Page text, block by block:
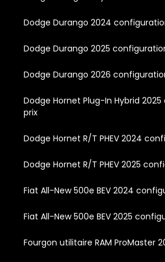
Dodge Durango 2024
Dodge Durango 2025
Dodge Durango 2026
Dodge Hornet Plug-In Hybrid
prix
Dodge Hornet R/T PHEV 2024
Dodge Hornet R/T PHEV 2025
Fiat All-New 500e BEV 2024
Fiat All-New 500e BEV 2025
Fourgon utilitaire RAM ProMaster